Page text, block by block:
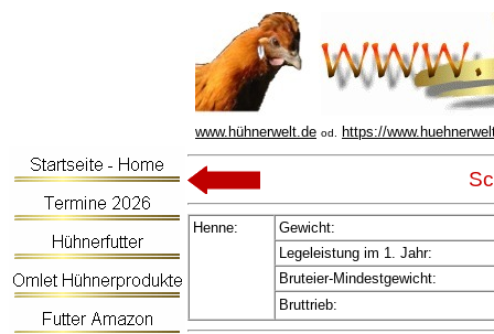
www.hühnerwelt.de od. https://
Henne:
Gewicht:
Legeleistung im 1. Jahr:
Bruteier-Mindestgewicht:
Bruttrieb: